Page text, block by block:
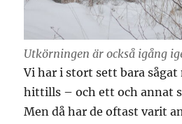
Utkörningen är också igång
Vi har i stort sett bara
hittills – och ett och annat
Men då har de oftast varit